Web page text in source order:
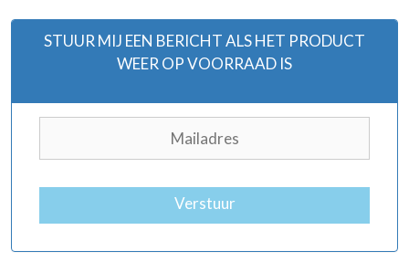
STUUR MIJ EEN BERICHT ALS HET PRODUCT
WEER OP VOORRAAD IS
Verstuur